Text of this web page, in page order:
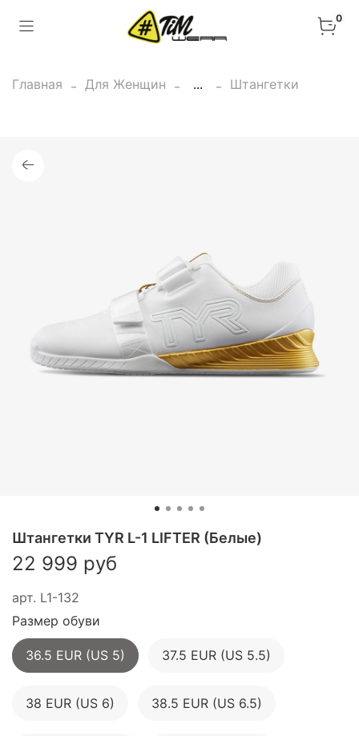
0
Главная Для Женщин ... Штангетки
арт. L1-132
Штангетки TYR L-1 LIFTER (Белые)
22 999 руб
Размер обуви
36.5 EUR (US 5) 37.5 EUR (US 5.5)
38 EUR (US 6) 38.5 EUR (US 6.5)